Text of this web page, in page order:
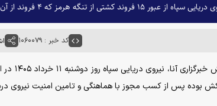
از عبور ۱۵ فروند کشتی از تنگه هرمز که ۴ فروند از آن نفتکش بود طی شبانه روز گذشته خبر داد.
کد خبر : ۱۰۶۰۰۷۹
بوده پس از کسب مجوز با هماهنگی و تامین امنیت نیروی